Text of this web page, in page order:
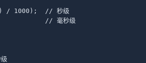
/ 1000);  // 秒级
// 毫秒级